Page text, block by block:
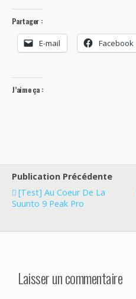
Partager :
E-mail Facebook
J’aime ça :
Publication Précédente
[Test] Au Coeur De La
Suunto 9 Peak Pro
Laisser un commentaire